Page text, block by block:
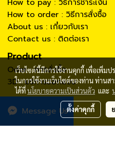
Message Us
How to pay : วิธีการชำระเงิน
How to order : วิธีการสั่งซื้อ
About us : เกี๋ยวกับเรา
Contact us : ติดต่อเรา
Product
Oder : การสั่งซื้อ
3D : บริการออกแบบ
© Copyright 2106 mr-
เว็บไซต์นี้มีการใช้งานคุกกี้ เพื่อเพิ่
ในการใช้งานเว็บไซต์ของท่าน ท่านส
ได้ที่นโยบายความเป็นส่วนตัว และ
ตั้งค่าคุกกี้